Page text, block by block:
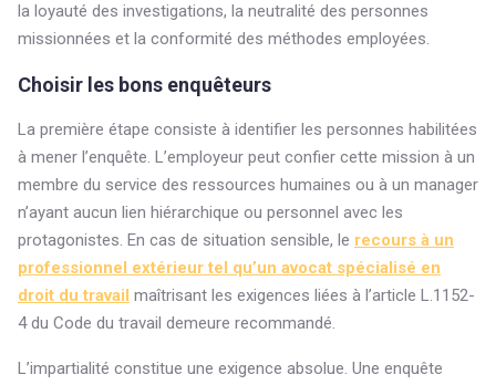
la loyauté des investigations, la neutralité des personnes
missionnées et la conformité des méthodes employées.
Choisir les bons enquêteurs
La première étape consiste à identifier les personnes habilitées
à mener l’enquête. L’employeur peut confier cette mission à un
membre du service des ressources humaines ou à un manager
n’ayant aucun lien hiérarchique ou personnel avec les
protagonistes. En cas de situation sensible, le recours à un
professionnel extérieur tel qu’un avocat spécialisé en
droit du travail maîtrisant les exigences liées à l’article L.1152-
4 du Code du travail demeure recommandé.
L’impartialité constitue une exigence absolue. Une enquête